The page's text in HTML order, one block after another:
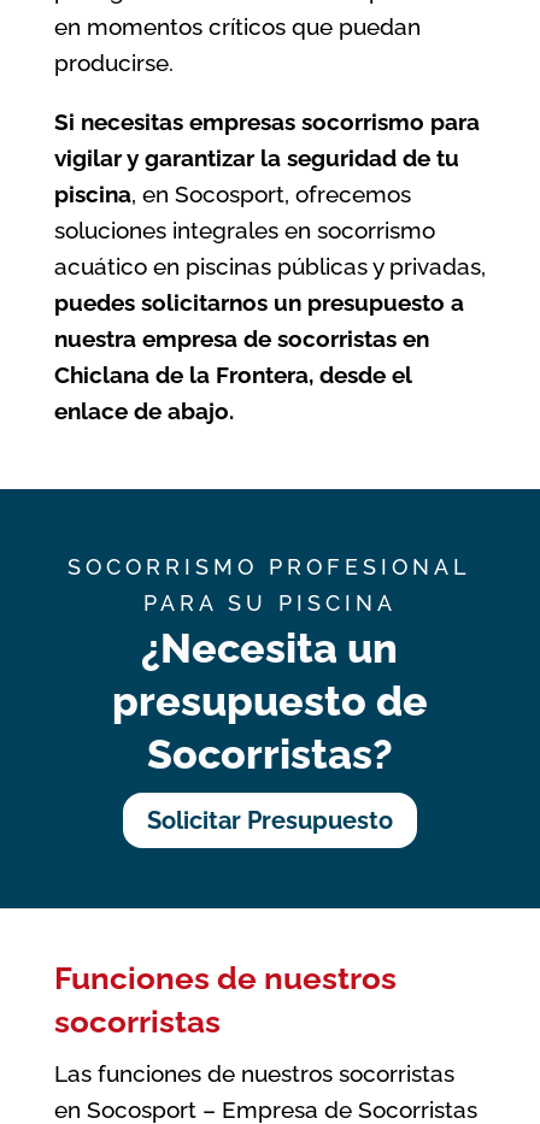
en momentos críticos que puedan
producirse.
Si necesitas empresas socorrismo para
vigilar y garantizar la seguridad de tu
piscina, en Socosport, ofrecemos
soluciones integrales en socorrismo
acuático en piscinas públicas y privadas,
puedes solicitarnos un presupuesto a
nuestra empresa de socorristas en
Chiclana de la Frontera, desde el
enlace de abajo.
SOCORRISMO PROFESIONAL
PARA SU PISCINA
¿Necesita un
presupuesto de
Socorristas?
Solicitar Presupuesto
Funciones de nuestros
socorristas
Las funciones de nuestros socorristas
en Socosport – Empresa de Socorristas